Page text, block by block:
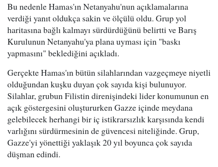
Bu nedenle Hamas'ın Netanyahu'nun açıklamalarına
verdiği yanıt oldukça sakin ve ölçülü oldu. Grup yol
haritasına bağlı kalmayı sürdürdüğünü belirtti ve Barış
Kurulunun Netanyahu'ya plana uyması için "baskı
yapmasını" beklediğini açıkladı.
Gerçekte Hamas'ın bütün silahlarından vazgeçmeye niyetli
olduğundan kuşku duyan çok sayıda kişi bulunuyor.
Silahlar, grubun Filistin direnişindeki lider konumunun en
açık göstergesini oluştururken Gazze içinde meydana
gelebilecek herhangi bir iç istikrarsızlık karşısında kendi
varlığını sürdürmesinin de güvencesi niteliğinde. Grup,
Gazze'yi yönettiği yaklaşık 20 yıl boyunca çok sayıda
düşman edindi.